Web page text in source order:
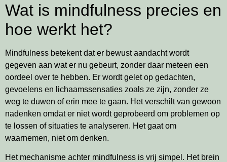
Wat is mindfulness precies en
hoe werkt het?
Mindfulness betekent dat er bewust aandacht wordt
gegeven aan wat er nu gebeurt, zonder daar meteen een
oordeel over te hebben. Er wordt gelet op gedachten,
gevoelens en lichaamssensaties zoals ze zijn, zonder ze
weg te duwen of erin mee te gaan. Het verschilt van gewoon
nadenken omdat er niet wordt geprobeerd om problemen op
te lossen of situaties te analyseren. Het gaat om
waarnemen, niet om denken.
Het mechanisme achter mindfulness is vrij simpel. Het brein